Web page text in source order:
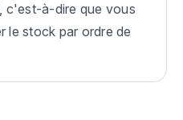
c'est-à-dire que vous
le stock par ordre de